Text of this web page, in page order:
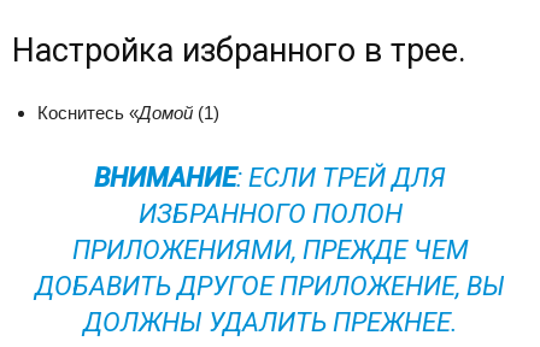
Настройка избранного в трее.
Коснитесь «Домой (1)
ВНИМАНИЕ: ЕСЛИ ТРЕЙ ДЛЯ
ИЗБРАННОГО ПОЛОН
ПРИЛОЖЕНИЯМИ, ПРЕЖДЕ ЧЕМ
ДОБАВИТЬ ДРУГОЕ ПРИЛОЖЕНИЕ, ВЫ
ДОЛЖНЫ УДАЛИТЬ ПРЕЖНЕЕ.